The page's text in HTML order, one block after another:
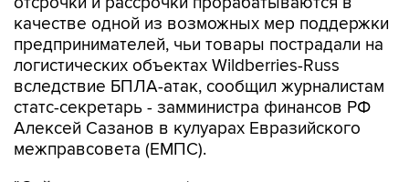
качестве одной из возможных мер поддержки
предпринимателей, чьи товары пострадали на
логистических объектах Wildberries-Russ
вследствие БПЛА-атак, сообщил журналистам
статс-секретарь - замминистра финансов РФ
Алексей Сазанов в кулуарах Евразийского
межправсовета (ЕМПС).